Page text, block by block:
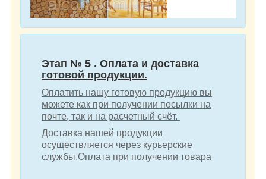
Этап № 5 . Оплата и доставка
готовой продукции.
Оплатить нашу готовую продукцию вы
можете как при получении посылки на
почте, так и на расчетный счёт.
Доставка нашей продукции
осуществляется через курьерские
службы.Оплата при получении товара